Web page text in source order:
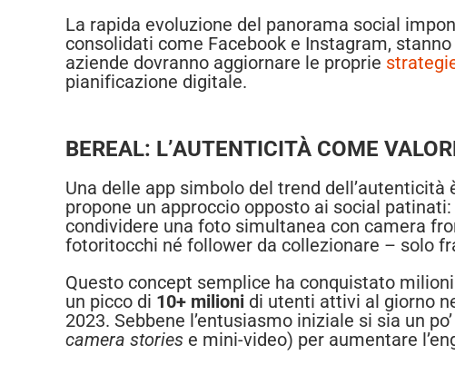
La rapida evoluzione del panorama social
consolidati come Facebook e Instagram,
aziende dovranno aggiornare le proprie
pianificazione digitale.
BEREAL: L’AUTENTICITÀ COME
Una delle app simbolo del trend dell’autenticità
propone un approccio opposto ai social patinati:
condividere una foto simultanea con camera
fotoritocchi né follower da collezionare – solo
Questo concept semplice ha conquistato
un picco di 10+ milioni di utenti attivi al giorno
2023. Sebbene l’entusiasmo iniziale si sia un
camera stories e mini-video) per aumentare